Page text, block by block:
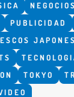
NEGOCIOS
PUBLICIDAD
TOKYO